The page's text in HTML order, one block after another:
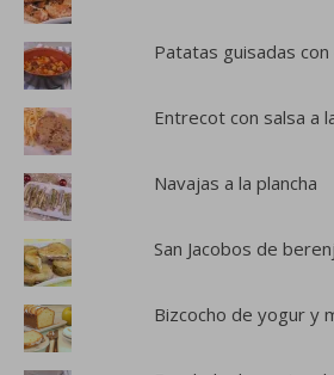
Patatas guisadas con
Entrecot con salsa a
Navajas a la plancha
San Jacobos de
Bizcocho de yogur y